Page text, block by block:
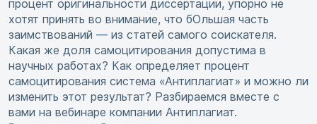
процент оригинальности диссертации, упорно не
хотят принять во внимание, что бОльшая часть
заимствований — из статей самого соискателя.
Какая же доля самоцитирования допустима в
научных работах? Как определяет процент
самоцитирования система «Антиплагиат» и можно ли
изменить этот результат? Разбираемся вместе с
вами на вебинаре компании Антиплагиат.